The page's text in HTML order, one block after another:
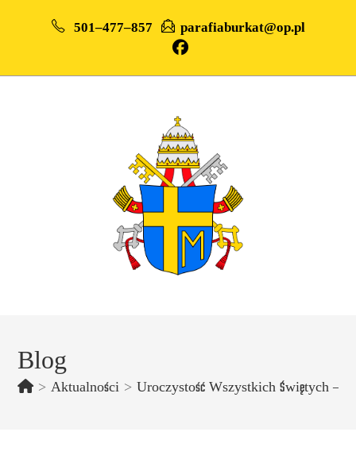
501–477–857 parafiaburkat@op.pl
Blog
> Aktualności > Uroczystość Wszystkich Świętych –